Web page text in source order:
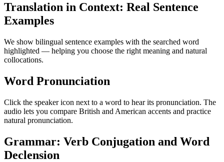
Translation in Context: Real Sentence
Examples
We show bilingual sentence examples with the searched word
highlighted — helping you choose the right meaning and natural
collocations.
Word Pronunciation
Click the speaker icon next to a word to hear its pronunciation. The
audio lets you compare British and American accents and practice
natural pronunciation.
Grammar: Verb Conjugation and Word
Declension